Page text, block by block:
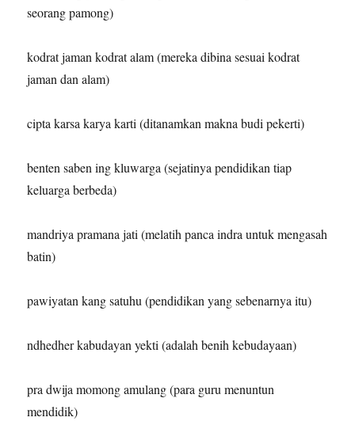
seorang pamong)
kodrat jaman kodrat alam (mereka dibina sesuai kodrat
jaman dan alam)
cipta karsa karya karti (ditanamkan makna budi pekerti)
benten saben ing kluwarga (sejatinya pendidikan tiap
keluarga berbeda)
mandriya pramana jati (melatih panca indra untuk mengasah
batin)
pawiyatan kang satuhu (pendidikan yang sebenarnya itu)
ndhedher kabudayan yekti (adalah benih kebudayaan)
pra dwija momong amulang (para guru menuntun
mendidik)